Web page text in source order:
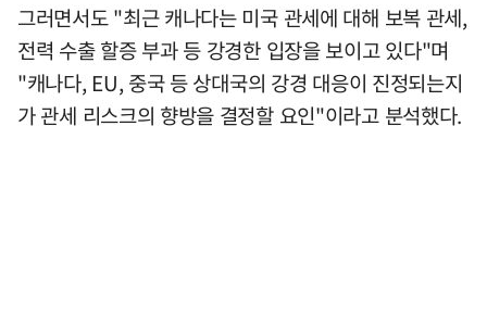
그러면서도 "최근 캐나다는 미국 관세에 대해 보복 관세,
전력 수출 할증 부과 등 강경한 입장을 보이고 있다"며
"캐나다, EU, 중국 등 상대국의 강경 대응이 진정되는지
가 관세 리스크의 향방을 결정할 요인"이라고 분석했다.